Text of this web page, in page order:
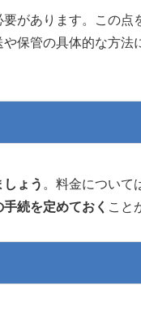
要があります。この
保管の具体的な方
ょう 。料金について
手続を定めておく こと